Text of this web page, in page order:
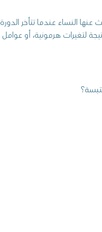
النساء عندما تتأخر الدورة
لتغيرات هرمونية، أو عوامل